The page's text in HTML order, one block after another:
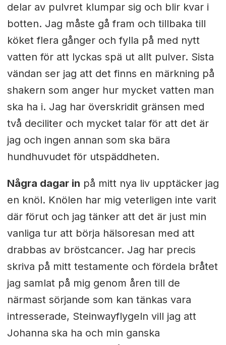
delar av pulvret klumpar sig och blir kvar i
botten. Jag måste gå fram och tillbaka till
köket flera gånger och fylla på med nytt
vatten för att lyckas spä ut allt pulver. Sista
vändan ser jag att det finns en märkning på
shakern som anger hur mycket vatten man
ska ha i. Jag har överskridit gränsen med
två deciliter och mycket talar för att det är
jag och ingen annan som ska bära
hundhuvudet för utspäddheten.
Några dagar in på mitt nya liv upptäcker jag
en knöl. Knölen har mig veterligen inte varit
där förut och jag tänker att det är just min
vanliga tur att börja hälsoresan med att
drabbas av bröstcancer. Jag har precis
skriva på mitt testamente och fördela bråtet
jag samlat på mig genom åren till de
närmast sörjande som kan tänkas vara
intresserade, Steinwayflygeln vill jag att
Johanna ska ha och min ganska